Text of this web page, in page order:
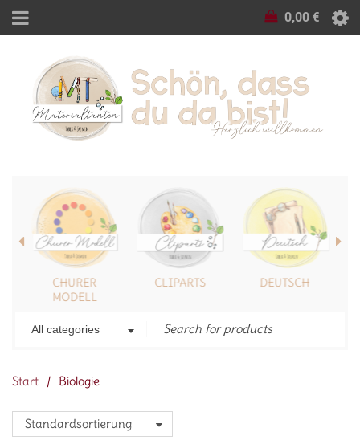
0,00€
CHURER
MODELL
CLIPARTS DEUTSCH
All categories
Start / Biologie
Standardsortierung